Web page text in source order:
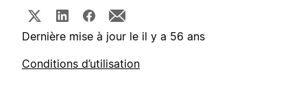
Dernière mise à jour le il y a 56 ans
Conditions d’utilisation